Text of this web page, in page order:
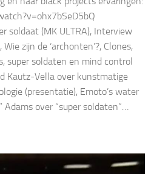
soldaat (MK ULTRA), Interview
zijn de ‘archonten’?, Clones,
super soldaten en mind control
Kautz-Vella over kunstmatige
(presentatie), Emoto’s water
Adams over “super soldaten”…